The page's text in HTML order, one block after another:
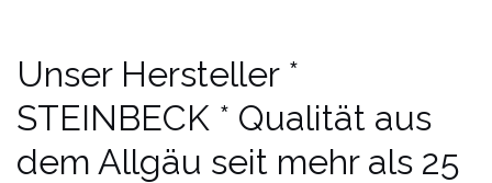
Unser Hersteller *
STEINBECK * Qualität aus
dem Allgäu seit mehr als 25